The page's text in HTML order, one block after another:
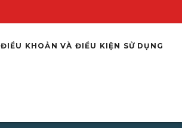
ĐIỀU KHOẢN VÀ ĐIỀU KIỆN SỬ DỤNG